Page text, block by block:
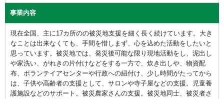
事業内容
現在全国、主に17カ所のの被災地支援を細く長く続けています。大き
なことは出来なくても、手間を惜しまず、心を込めた活動をしたいと
思っています。被災地では、発災後可能な限り現地活動をし、泥出し
や家洗い、がれきの片付けなどをする一方で、炊き出しや、物資配
布、ボランテイアセンターや行政への紐付け、少し時間がたってから
は、子供や高齢者の支援として、サロンや寺子屋などの支援。児童養
護施設などのサポート。被災農家さんの支援。被災地同士、被災者さ